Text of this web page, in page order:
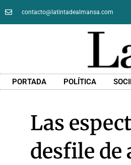
contacto@latintadealmansa.com
PORTADA POLÍTICA
Las
desfile de